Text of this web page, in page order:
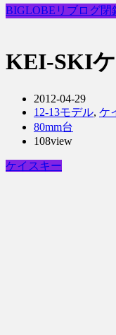
BIGLOBEリブログ閉
KEI-SKI
2012-04-29
12-13モデル, ケ
80mm台
108view
ケイスキー